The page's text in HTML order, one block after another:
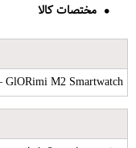
مختصات کالا
GlO​Rimi M2 Smartwatch – ساعت هوشمند گلوریمی M2